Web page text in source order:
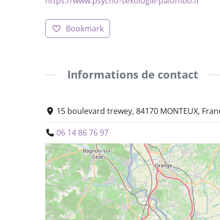
Bookmark
Informations de contact
15 boulevard trewey, 84170 MONTEUX,
06 14 86 76 97